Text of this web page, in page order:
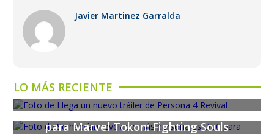
Javier Martinez Garralda
LO MÁS RECIENTE
Llega un nuevo tráiler de Persona 4
Se habrían revelado más personajes DLC
para Marvel Tokon: Fighting Souls
Serious Sam: Shatterverse, una nueva